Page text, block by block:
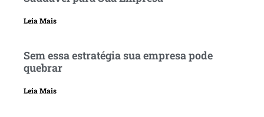
Leia Mais
Sem essa estratégia sua empresa pode
quebrar
Leia Mais